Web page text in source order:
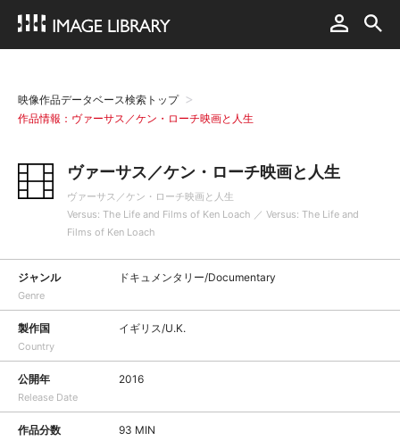
映像作品データベース検索トップ
作品情報：ヴァーサス／ケン・ローチ映画と人生
ヴァーサス／ケン・ローチ映画と人生
ヴァーサス／ケン・ローチ映画と人生
Versus: The Life and Films of Ken Loach ／ Versus: The Life and
Films of Ken Loach
ジャンル
Genre
ドキュメンタリー/Documentary
製作国
Country
イギリス/U.K.
公開年
Release Date
2016
作品分数 93 MIN